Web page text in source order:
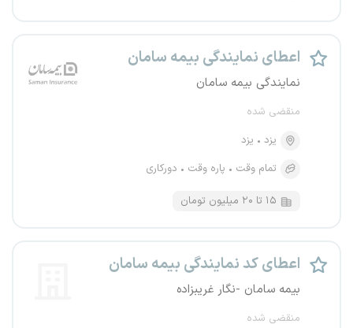
اعطای نمایندگی بیمه سامان
نمایندگی بیمه سامان
منقضی شده
یزد
یزد
تمام وقت
پاره وقت دورکاری
۱۵ تا ۲۰ میلیون تومان
اعطای کد نمایندگی بیمه سامان
بیمه سامان -نگار غریبزاده
منقضی شده